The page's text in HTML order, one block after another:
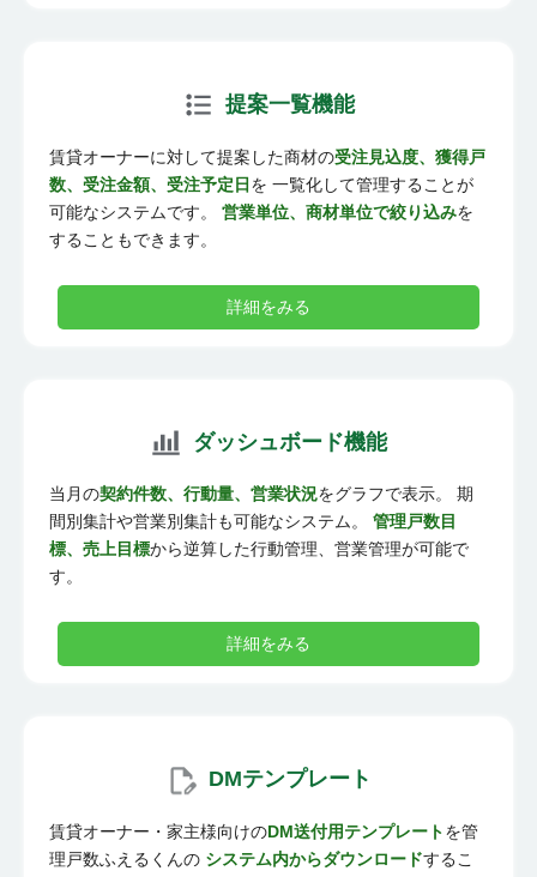
提案一覧機能
賃貸オーナーに対して提案した商材の受注見込度、獲得戸
数、受注金額、受注予定日を 一覧化して管理することが
可能なシステムです。 営業単位、商材単位で絞り込みを
することもできます。
詳細をみる
ダッシュボード機能
当月の契約件数、行動量、営業状況をグラフで表示。 期
間別集計や営業別集計も可能なシステム。 管理戸数目
標、売上目標から逆算した行動管理、営業管理が可能で
す。
詳細をみる
DMテンプレート
賃貸オーナー・家主様向けのDM送付用テンプレートを管
理戸数ふえるくんの システム内からダウンロードするこ